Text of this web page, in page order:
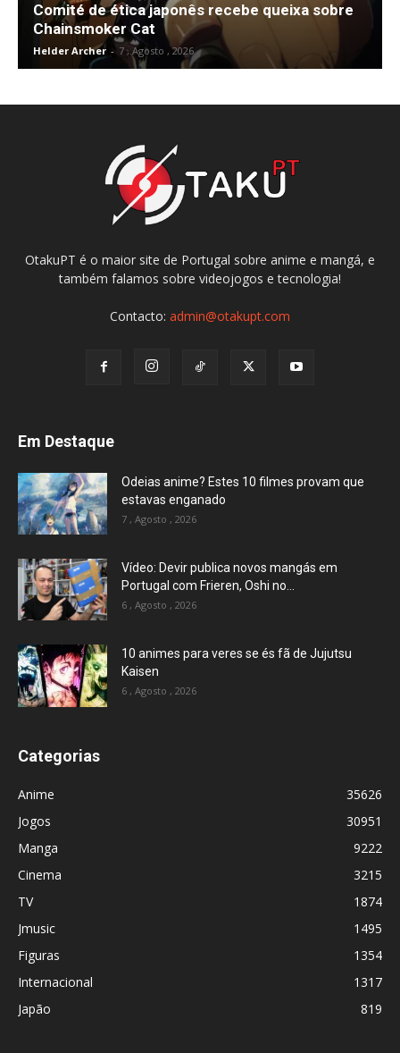
Comité de ética japonês recebe queixa sobre
Chainsmoker Cat
Helder Archer - 7 , Agosto , 2026
OtakuPT é o maior site de Portugal sobre anime e mangá, e
também falamos sobre videojogos e tecnologia!
Contacto: admin@otakupt.com
Em Destaque
Odeias anime? Estes 10 filmes provam que
estavas enganado
7 , Agosto , 2026
Vídeo: Devir publica novos mangás em
Portugal com Frieren, Oshi no...
6 , Agosto , 2026
10 animes para veres se és fã de Jujutsu
Kaisen
6 , Agosto , 2026
Categorias
Anime
35626
Jogos
30951
Manga
9222
Cinema
3215
TV
1874
Jmusic
1495
Figuras
1354
Internacional
1317
Japão
819